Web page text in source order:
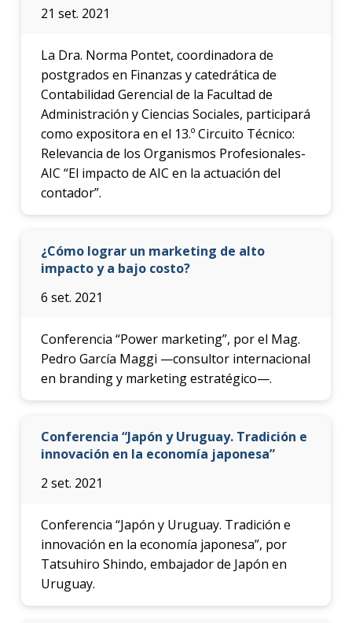
21 set. 2021
La Dra. Norma Pontet, coordinadora de
postgrados en Finanzas y catedrática de
Contabilidad Gerencial de la Facultad de
Administración y Ciencias Sociales, participará
como expositora en el 13.º Circuito Técnico:
Relevancia de los Organismos Profesionales-
AIC “El impacto de AIC en la actuación del
contador”.
¿Cómo lograr un marketing de alto
impacto y a bajo costo?
6 set. 2021
Conferencia “Power marketing”, por el Mag.
Pedro García Maggi —consultor internacional
en branding y marketing estratégico—.
Conferencia “Japón y Uruguay. Tradición e
innovación en la economía japonesa”
2 set. 2021
Conferencia “Japón y Uruguay. Tradición e
innovación en la economía japonesa”, por
Tatsuhiro Shindo, embajador de Japón en
Uruguay.